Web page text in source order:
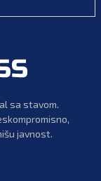
sa stavom.
javnost.